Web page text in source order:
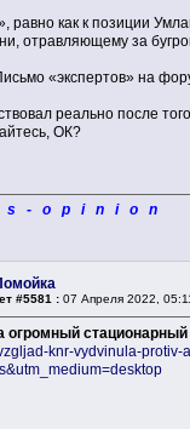
равно как к позиции
отравляющему за
«экспертов» на
реально после
ОК?
s - o p i n i o n
#5581 : 07 Апреля 2022,
огромный
knr-vydvinula-